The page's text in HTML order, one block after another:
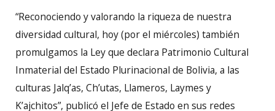
“Reconociendo y valorando la riqueza de nuestra
diversidad cultural, hoy (por el miércoles) también
promulgamos la Ley que declara Patrimonio Cultural
Inmaterial del Estado Plurinacional de Bolivia, a las
culturas Jalq’as, Ch’utas, Llameros, Laymes y
K’ajchitos”, publicó el Jefe de Estado en sus redes